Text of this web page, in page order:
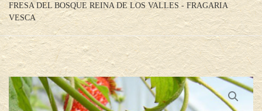
FRESA DEL BOSQUE REINA DE LOS VALLES - FRAGARIA
VESCA